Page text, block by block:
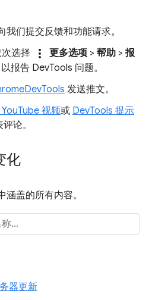
我们提交反馈和功能请求。
选择
more_vert 更多选项 > 帮助 > 报
以报告 DevTools 问题。
发送推文。
视频或 DevTools 提示
论。
化
涵盖的所有内容。
器更新